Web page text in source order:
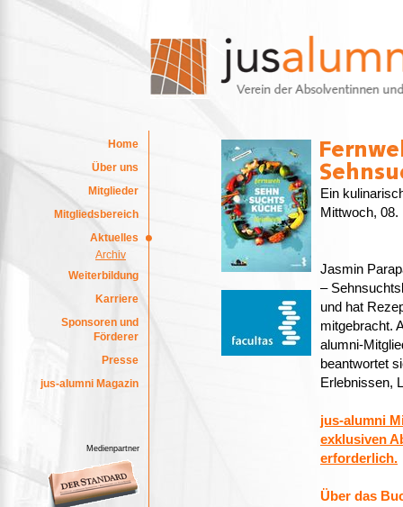
Home
Über uns
Mitglieder
Mitgliedsbereich
Aktuelles
Archiv
Weiterbildung
Karriere
Sponsoren und
Förderer
Presse
jus-alumni Magazin
Medienpartner
Ein
Mittwoch,
Jasmin
–
und hat
mitgebracht.
alumni-
beantwortet
Erlebnissen,
jus-alumni
exklusiven
erforderlich.
Über das